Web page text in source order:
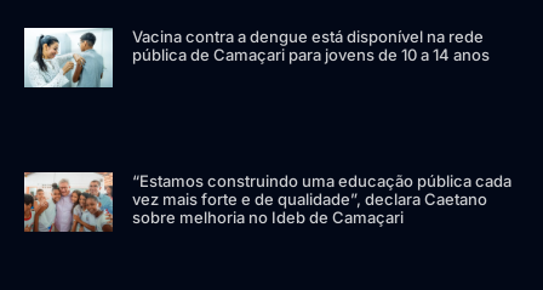
Vacina contra a dengue está disponível na rede
pública de Camaçari para jovens de 10 a 14 anos
“Estamos construindo uma educação pública cada
vez mais forte e de qualidade”, declara Caetano
sobre melhoria no Ideb de Camaçari